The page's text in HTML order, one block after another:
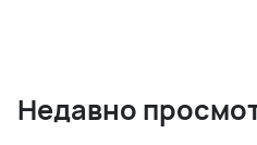
Недавно